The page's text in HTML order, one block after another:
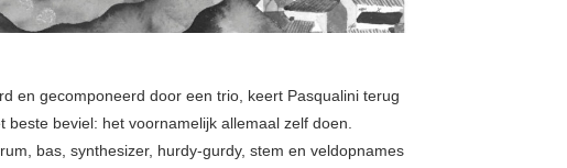
en gecomponeerd door een trio, keert Pasqualini terug
beste beviel: het voornamelijk allemaal zelf doen.
bas, synthesizer, hurdy-gurdy, stem en veldopnames